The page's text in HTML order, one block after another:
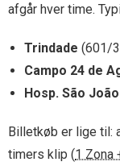
afgår hver time.
Trindade (601/
Campo 24 de
Hosp. São João
Billetkøb er lige til:
timers klip (1 Zona